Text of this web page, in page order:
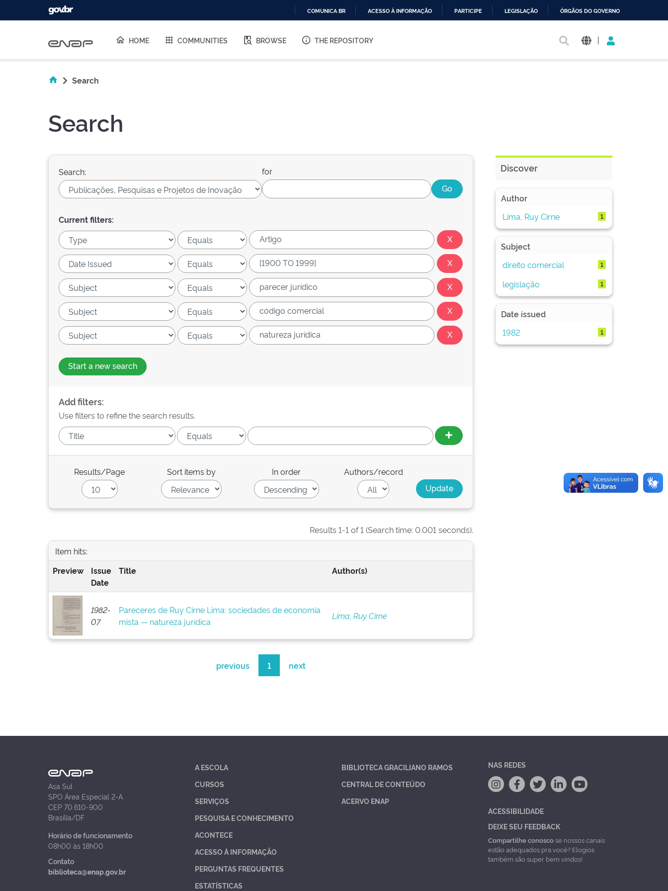
O
COMUNICA BR ACESSO À INFORMAÇÃO PARTICIPE LEGISLAÇÃO ÓRGÃOS DO GOVERNO
HOME COMMUNITIES BROWSE THE REPOSITORY |
Search
Search
Search: for
Current filters:
Start a new search
Add filters:
Use filters to refine the search results.
Results/Page Sort items by In order Authors/record
Results 1-1 of 1 (Search time: 0.001 seconds).
Item hits:
Preview
Issue
Date
Title Author(s)
1982-
07
Pareceres de Ruy Cirne Lima: sociedades de economia
mista — natureza jurídica
Lima, Ruy Cirne
previous 1 next
Discover
Author
Lima, Ruy Cirne
1
Subject
direito comercial
1
legislação 1
Date issued
1982
1
Asa Sul
SPO Área Especial 2-A
CEP 70.610-900
Brasília/DF
Horário de funcionamento
08h00 às 18h00
Contato
biblioteca@enap.gov.br
A ESCOLA
CURSOS
SERVIÇOS
PESQUISA E CONHECIMENTO
ACONTECE
ACESSO À INFORMAÇÃO
PERGUNTAS FREQUENTES
ESTATÍSTICAS
BIBLIOTECA GRACILIANO RAMOS
CENTRAL DE CONTEÚDO
ACERVO ENAP
NAS REDES
ACESSIBILIDADE
DEIXE SEU FEEDBACK
Compartilhe conoscose nossos canais
estão adequados pra você? Elogios
também são super bem vindos!